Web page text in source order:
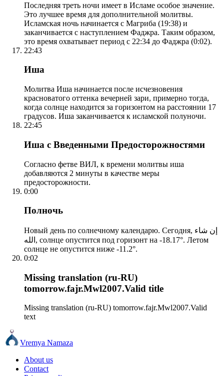
Последняя треть ночи имеет в Исламе особое значение.
Это лучшее время для дополнительной молитвы.
Исламская ночь начинается с Магриба (19:38) и
заканчивается с наступлением Фаджра. Таким образом,
это время охватывает период с 22:34 до Фаджра (0:02).
22:43
Иша
Молитва Иша начинается после исчезновения
красноватого оттенка вечерней зари, примерно тогда,
когда солнце находится за горизонтом на расстоянии 17
градусов. Иша заканчивается к исламской полуночи.
22:45
Иша с Введенными Предосторожностями
Согласно фетве ВИЛ, к времени молитвы иша
добавляются 2 минуты в качестве меры
предосторожности.
0:00
Полночь
Новый день по солнечному календарю. Сегодня, إن شاء
الله, солнце опустится под горизонт на -18.17°. Летом
солнце не опустится ниже -11.2°.
0:02
Missing translation (ru-RU)
tomorrow.fajr.Mwl2007.Valid title
Missing translation (ru-RU) tomorrow.fajr.Mwl2007.Valid
text
Vremya Namaza
About us
Contact